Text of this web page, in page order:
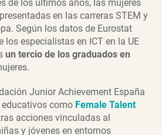
de los últimos años, las mujeres
en las carreras STEM y
Según los datos de Eurostat
los especialistas en ICT en la UE
un tercio de los graduados en
Junior Achievement España
como Female Talent
acciones vinculadas al
y jóvenes en entornos